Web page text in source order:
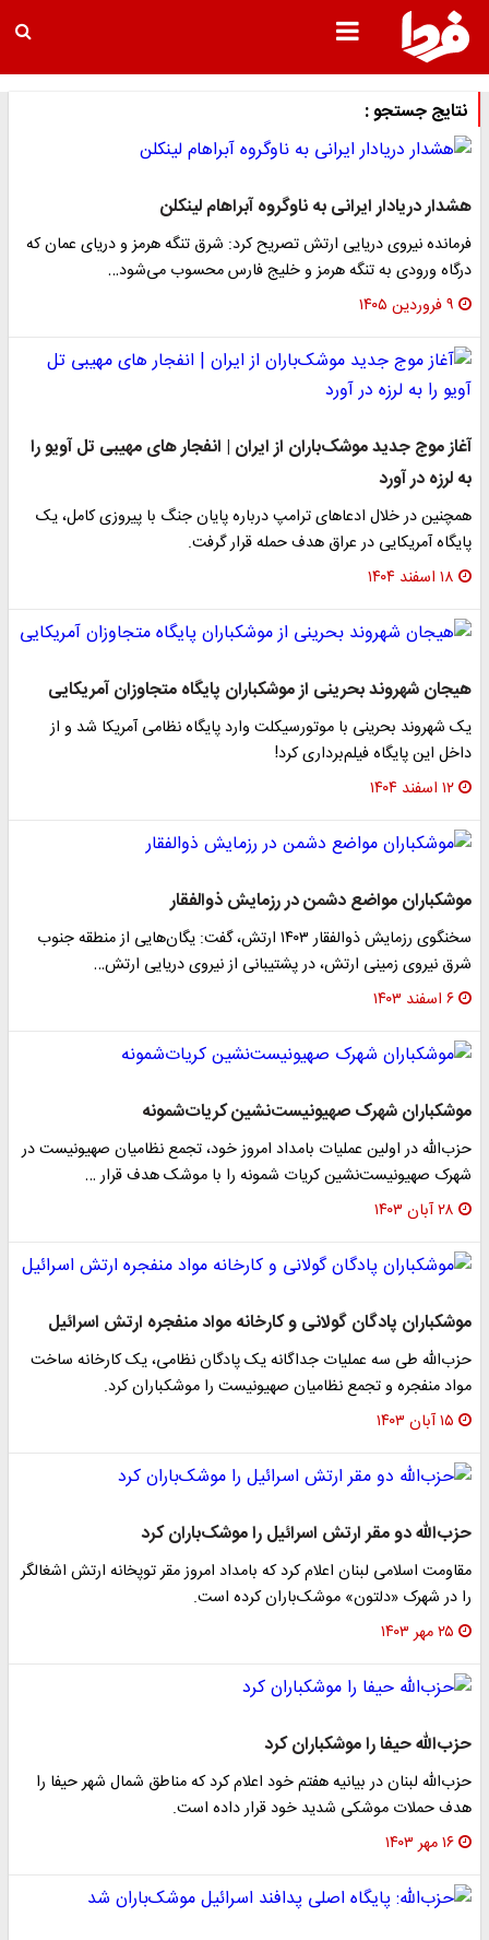
نتایج جستجو :
هشدار دریادار ایرانی به ناوگروه آبراهام لینکلن
فرمانده نیروی دریایی ارتش تصریح کرد: شرق تنگه هرمز و دریای عمان که
درگاه ورودی به تنگه هرمز و خلیج فارس محسوب می‌شود…
۹ فروردین ۱۴۰۵
آغاز موج جدید موشک‌باران از ایران | انفجار های مهیبی تل آویو را
به لرزه در آورد
همچنین در خلال ادعاهای ترامپ درباره پایان جنگ با پیروزی کامل، یک
پایگاه آمریکایی در عراق هدف حمله قرار گرفت.
۱۸ اسفند ۱۴۰۴
هیجان شهروند بحرینی از موشکباران پایگاه متجاوزان آمریکایی
یک شهروند بحرینی با موتورسیکلت وارد پایگاه نظامی آمریکا شد و از
داخل این پایگاه فیلم‌برداری کرد!
۱۲ اسفند ۱۴۰۴
موشکباران مواضع دشمن در رزمایش ذوالفقار
سخنگوی رزمایش ذوالفقار ۱۴۰۳ ارتش، گفت: یگان‌هایی از منطقه جنوب
شرق نیروی زمینی ارتش، در پشتیبانی از نیروی دریایی ارتش…
۶ اسفند ۱۴۰۳
موشکباران شهرک صهیونیست‌نشین کریات‌شمونه
حزب‌الله در اولین عملیات بامداد امروز خود، تجمع نظامیان صهیونیست در
شهرک صهیونیست‌نشین کریات شمونه را با موشک هدف قرار …
۲۸ آبان ۱۴۰۳
موشکباران پادگان گولانی و کارخانه مواد منفجره ارتش اسرائیل
حزب‌الله طی سه عملیات جداگانه یک پادگان نظامی، یک کارخانه ساخت
مواد منفجره و تجمع نظامیان صهیونیست را موشکباران کرد.
۱۵ آبان ۱۴۰۳
حزب‌الله دو مقر ارتش اسرائیل را موشک‌باران کرد
مقاومت اسلامی لبنان اعلام کرد که بامداد امروز مقر توپخانه ارتش اشغالگر
را در شهرک «دلتون» موشک‌باران کرده است.
۲۵ مهر ۱۴۰۳
حزب‌الله حیفا را موشکباران کرد
حزب‌الله لبنان در بیانیه هفتم خود اعلام کرد که مناطق شمال شهر حیفا را
هدف حملات موشکی شدید خود قرار داده است.
۱۶ مهر ۱۴۰۳